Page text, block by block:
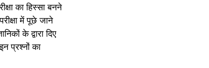
का हिस्सा बनने
में पूछे जाने
के द्वारा दिए
प्रश्नों का